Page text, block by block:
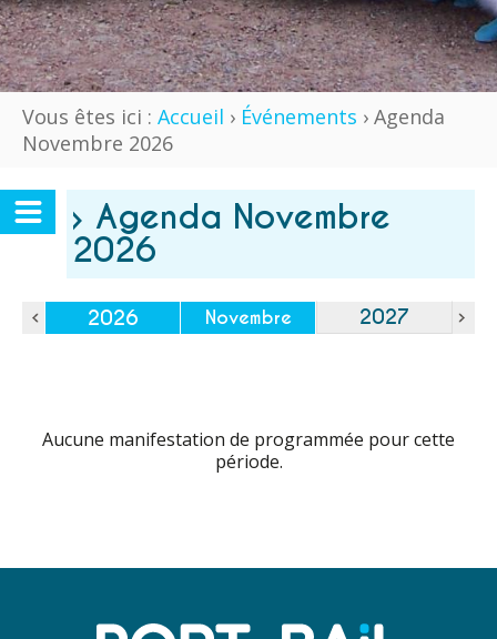
Vous êtes ici : Accueil › Événements › Agenda
Novembre 2026
› Agenda Novembre
2026
2026 Novembre 2027
Aucune manifestation de programmée pour cette
période.